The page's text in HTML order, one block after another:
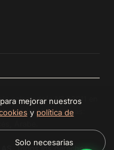
colegiado/a Nº 82011 en
(ICAM). Idiomas:
mejorar nuestros
y política de
Solo necesarias